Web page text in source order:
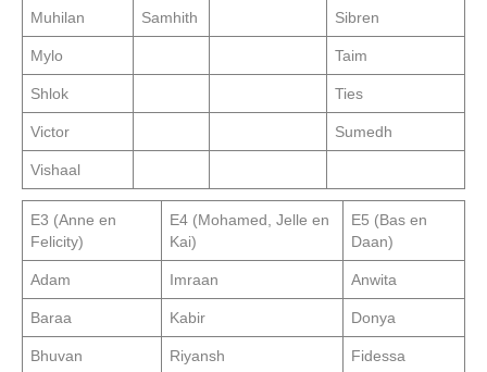
Muhilan Samhith Sibren
Mylo Taim
Shlok Ties
Victor Sumedh
Vishaal
E3 (Anne en
Felicity)
E4 (Mohamed, Jelle en
Kai)
E5 (Bas en
Daan)
Adam Imraan Anwita
Baraa Kabir Donya
Bhuvan Riyansh Fidessa